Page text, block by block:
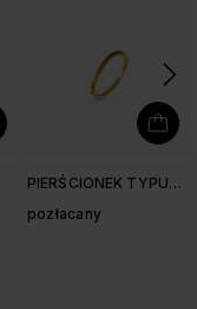
PIERŚCIONEK TYPU
OLIWKOWĄ EMALIĄ
pozłacany